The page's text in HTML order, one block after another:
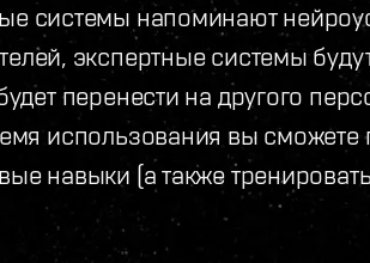
системы напоминают
экспертные системы
перенести на другого
использования вы сможете
навыки (а также